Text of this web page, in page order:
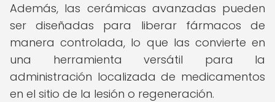
Además, las cerámicas avanzadas pueden
ser diseñadas para liberar fármacos de
manera controlada, lo que las convierte en
una herramienta versátil para la
administración localizada de medicamentos
en el sitio de la lesión o regeneración.